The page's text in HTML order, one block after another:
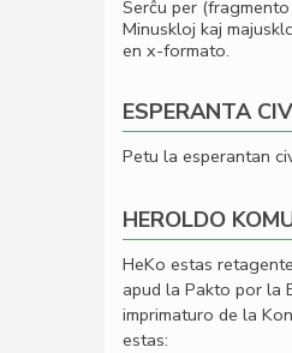
Serĉu per
Minuskloj kaj
en x-formato.
ESPERANTA
Petu la esperantan
HEROLDO
HeKo estas
apud la Pakto por la
imprimaturo de la
estas: